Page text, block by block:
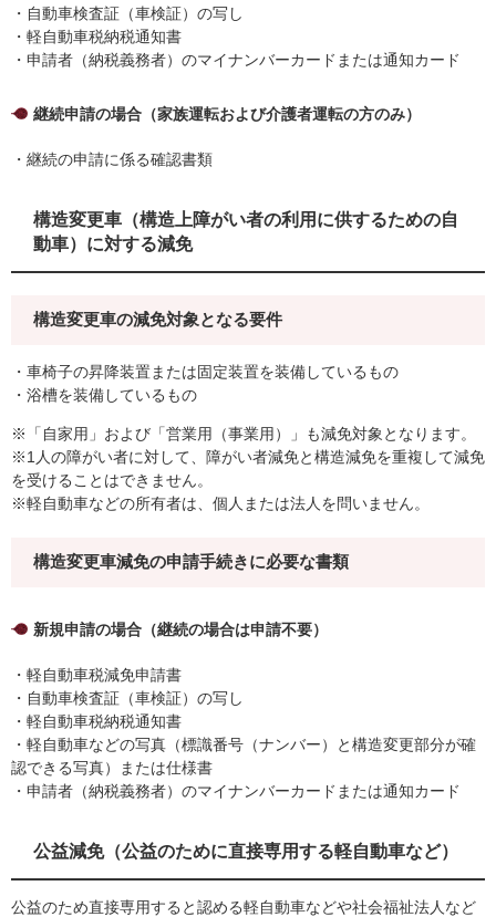
・自動車検査証（車検証）の写し
・軽自動車税納税通知書
・申請者（納税義務者）のマイナンバーカードまたは通知カード
継続申請の場合（家族運転および介護者運転の方のみ）
・継続の申請に係る確認書類
構造変更車（構造上障がい者の利用に供するための自
動車）に対する減免
構造変更車の減免対象となる要件
・車椅子の昇降装置または固定装置を装備しているもの
・浴槽を装備しているもの
※「自家用」および「営業用（事業用）」も減免対象となります。
※1人の障がい者に対して、障がい者減免と構造減免を重複して減免
を受けることはできません。
※軽自動車などの所有者は、個人または法人を問いません。
構造変更車減免の申請手続きに必要な書類
新規申請の場合（継続の場合は申請不要）
・軽自動車税減免申請書
・自動車検査証（車検証）の写し
・軽自動車税納税通知書
・軽自動車などの写真（標識番号（ナンバー）と構造変更部分が確
認できる写真）または仕様書
・申請者（納税義務者）のマイナンバーカードまたは通知カード
公益減免（公益のために直接専用する軽自動車など）
公益のため直接専用すると認める軽自動車などや社会福祉法人など